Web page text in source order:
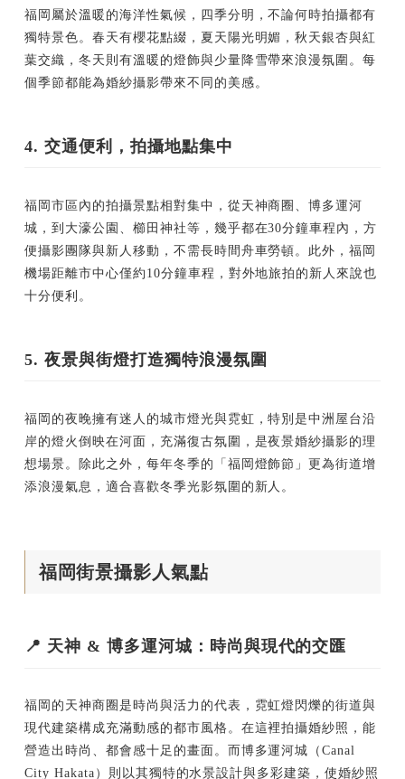
福岡屬於溫暖的海洋性氣候，四季分明，不論何時拍攝都有
獨特景色。春天有櫻花點綴，夏天陽光明媚，秋天銀杏與紅
葉交織，冬天則有溫暖的燈飾與少量降雪帶來浪漫氛圍。每
個季節都能為婚紗攝影帶來不同的美感。
4.交通便利，拍攝地點集中
福岡市區內的拍攝景點相對集中，從天神商圈、博多運河
城，到大濠公園、櫛田神社等，幾乎都在30分鐘車程內，方
便攝影團隊與新人移動，不需長時間舟車勞頓。此外，福岡
機場距離市中心僅約10分鐘車程，對外地旅拍的新人來說也
十分便利。
5.夜景與街燈打造獨特浪漫氛圍
福岡的夜晚擁有迷人的城市燈光與霓虹，特別是中洲屋台沿
岸的燈火倒映在河面，充滿復古氛圍，是夜景婚紗攝影的理
想場景。除此之外，每年冬季的「福岡燈飾節」更為街道增
添浪漫氣息，適合喜歡冬季光影氛圍的新人。
福岡街景攝影人氣點
📍 天神 & 博多運河城：時尚與現代的交匯
福岡的天神商圈是時尚與活力的代表，霓虹燈閃爍的街道與
現代建築構成充滿動感的都市風格。在這裡拍攝婚紗照，能
營造出時尚、都會感十足的畫面。而博多運河城（Canal
City Hakata）則以其獨特的水景設計與多彩建築，使婚紗照